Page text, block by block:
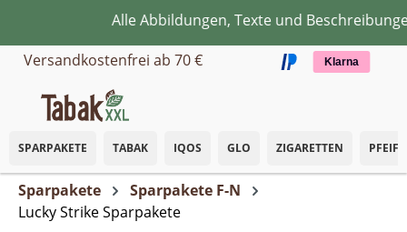
Zum Hauptinhalt springenAlle Abbildungen, Texte und
Versandkostenfrei ab 70 €
Klarna
SPARPAKETE TABAK IQOS GLO ZIGARETTEN
Sparpakete
Sparpakete F-N
Lucky Strike Sparpakete